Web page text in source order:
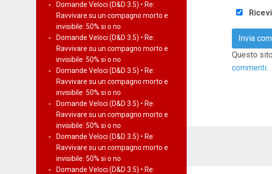
Domande Veloci (D&D 3.5) • Re:
Ravvivare su un compagno morto e
invisibile: 50% si o no
Domande Veloci (D&D 3.5) • Re:
Ravvivare su un compagno morto e
invisibile: 50% si o no
Domande Veloci (D&D 3.5) • Re:
Ravvivare su un compagno morto e
invisibile: 50% si o no
Domande Veloci (D&D 3.5) • Re:
Ravvivare su un compagno morto e
invisibile: 50% si o no
Domande Veloci (D&D 3.5) • Re:
Ravvivare su un compagno morto e
invisibile: 50% si o no
Domande Veloci (D&D 3.5) • Re:
Questo
commenti.